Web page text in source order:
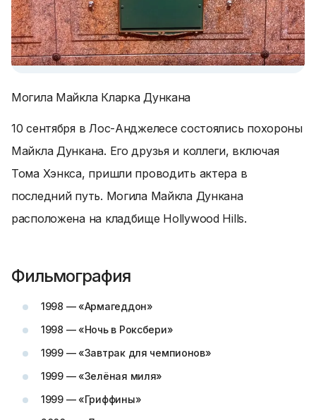
Могила Майкла Кларка Дункана
10 сентября в Лос-Анджелесе состоялись похороны
Майкла Дункана. Его друзья и коллеги, включая
Тома Хэнкса, пришли проводить актера в
последний путь. Могила Майкла Дункана
расположена на кладбище Hollywood Hills.
Фильмография
1998 — «Армагеддон»
1998 — «Ночь в Роксбери»
1999 — «Завтрак для чемпионов»
1999 — «Зелёная миля»
1999 — «Гриффины»